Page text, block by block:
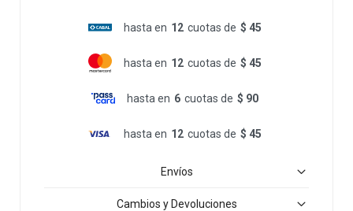
hasta en 12 cuotas de $ 45
hasta en 12 cuotas de $ 45
hasta en 6 cuotas de $ 90
hasta en 12 cuotas de $ 45
Envíos
Cambios y Devoluciones